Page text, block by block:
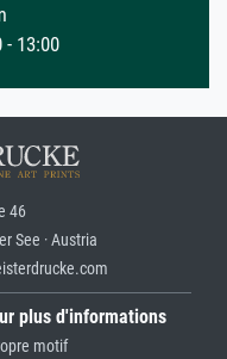
- 13:00
46
See · Austria
plus d'informations
motif